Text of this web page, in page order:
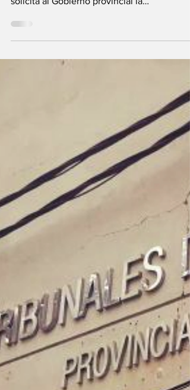
El proyecto, presentado por la concejala
Mariana Córdoba, fue aprobado este martes